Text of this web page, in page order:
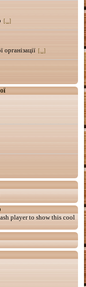
[...]
[...]
player to show this cool